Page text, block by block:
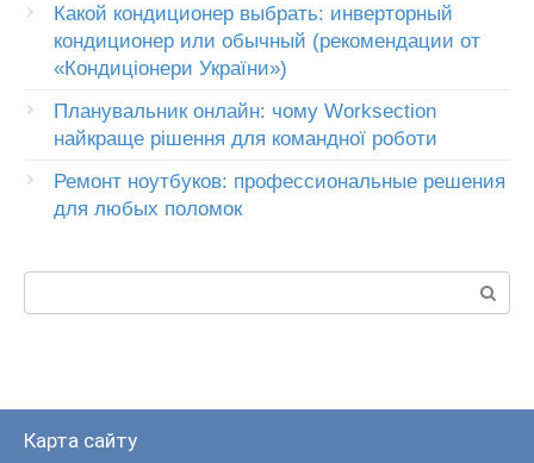
Какой кондиционер выбрать: инверторный
кондиционер или обычный (рекомендации от
«Кондиціонери України»)
Планувальник онлайн: чому Worksection
найкраще рішення для командної роботи
Ремонт ноутбуков: профессиональные решения
для любых поломок
Карта сайту